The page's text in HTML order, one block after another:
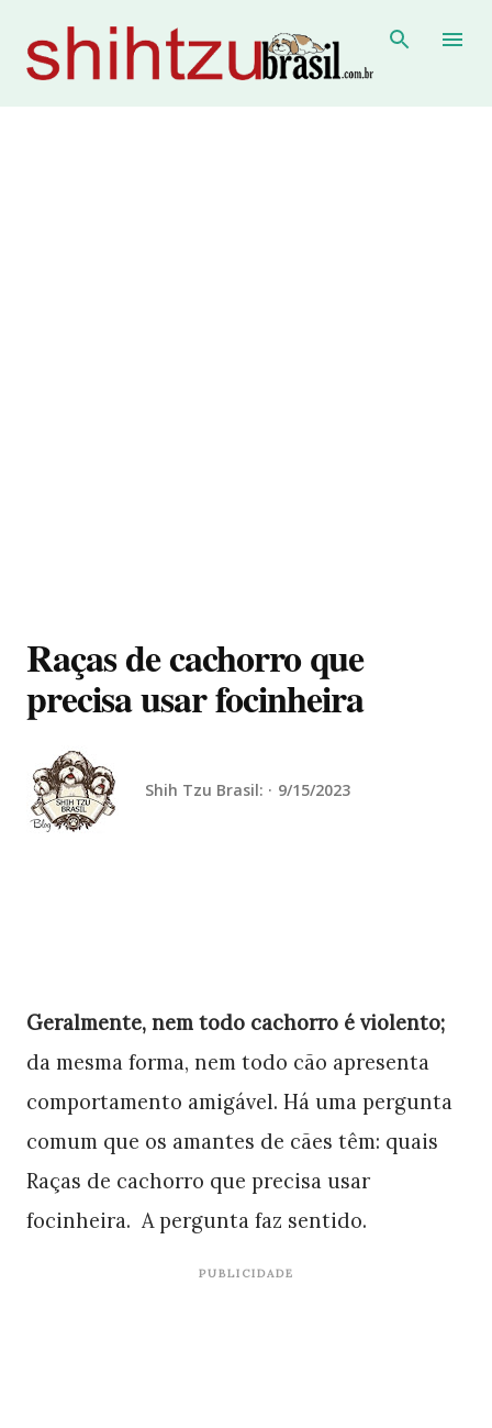
Pular para o conteúdo principal
Raças de cachorro que
precisa usar focinheira
Shih Tzu Brasil: 9/15/2023
Geralmente, nem todo cachorro é violento;
da mesma forma, nem todo cão apresenta
comportamento amigável. Há uma pergunta
comum que os amantes de cães têm: quais
Raças de cachorro que precisa usar
focinheira. A pergunta faz sentido.
PUBLICIDADE